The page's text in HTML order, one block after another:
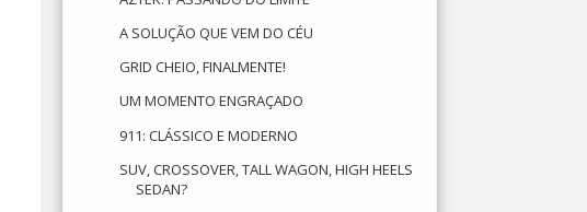
A SOLUÇÃO QUE VEM DO CÉU
GRID CHEIO, FINALMENTE!
UM MOMENTO ENGRAÇADO
911: CLÁSSICO E MODERNO
SUV, CROSSOVER, TALL WAGON, HIGH HEELS
SEDAN?